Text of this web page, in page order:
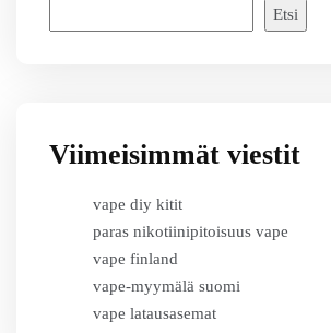
Etsi
Viimeisimmät viestit
vape diy kitit
paras nikotiinipitoisuus vape
vape finland
vape-myymälä suomi
vape latausasemat